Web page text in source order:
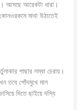
আসছে আরেকটা ধারা।
মাথা উঠাতেই
পাছার লম্বা চেরায়।
তবে পোঁদমুখে মাল
দিতে ছাইয়ে দস্যি